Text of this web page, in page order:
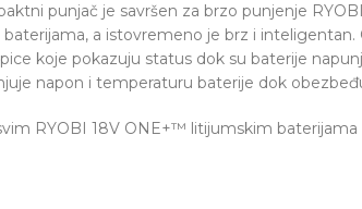
punjač je savršen za brzo punjenje
a istovremeno je brz i
koje pokazuju status dok su baterije
napon i temperaturu baterije dok
RYOBI 18V ONE+™ litijumskim baterijama